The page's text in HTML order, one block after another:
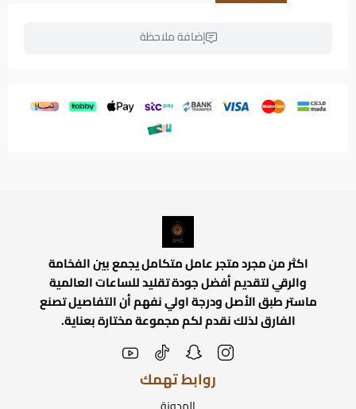
إضافة ملاحظة
اكثر من مجرد متجر عامل متكامل يجمع بين الفخامة
والرقي لتقديم أفضل جودة تقليد للساعات العالمية
ماستر طبق الأصل ودرجة اولي نفهم أن التفاصيل تصنع
الفارق لذلك نقدم لكم مجموعة مختارة بعناية.
روابط تهمك